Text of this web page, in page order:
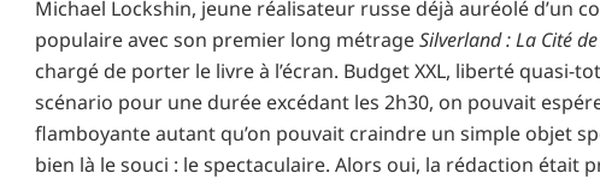
Michael Lockshin, jeune réalisateur russe déjà auréolé d’un
populaire avec son premier long métrageSilverland : La Cité
chargé de porter le livre à l’écran. Budget XXL, liberté quasi-
scénario pour une durée excédant les 2h30, on pouvait
flamboyante autant qu’on pouvait craindre un simple objet
bien là le souci : le spectaculaire. Alors oui, la rédaction était